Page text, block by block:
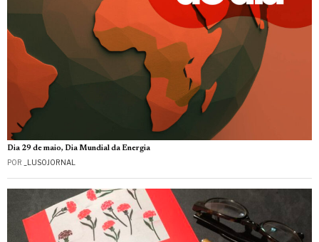
Dia 29 de maio, Dia Mundial da Energia
POR _LUSOJORNAL